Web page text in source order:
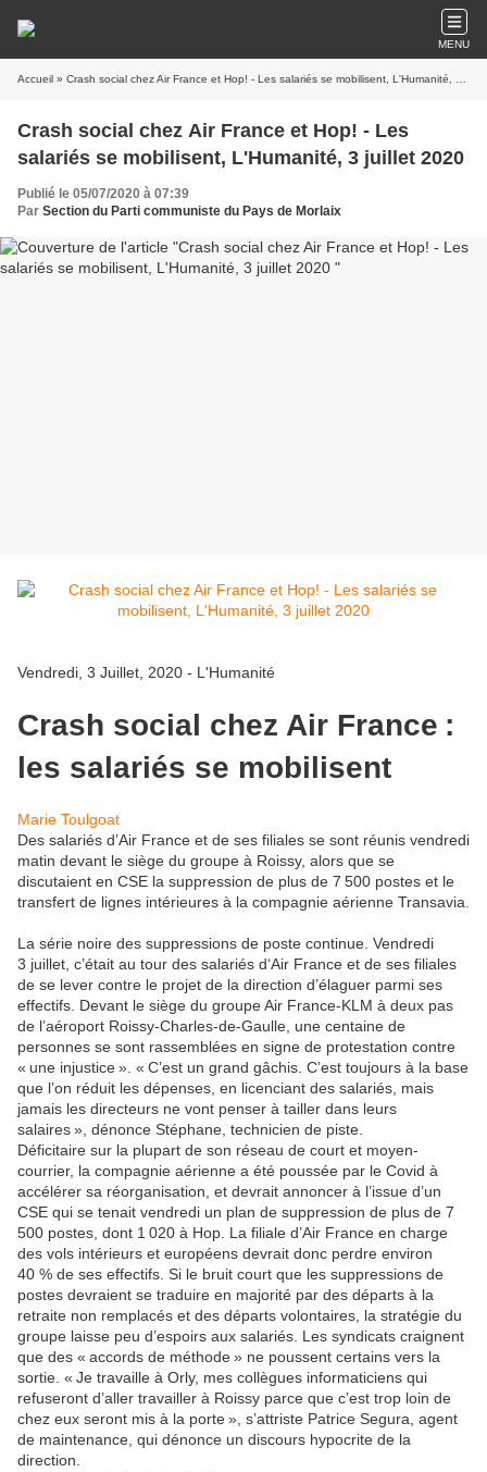
MENU
Accueil » Crash social chez Air France et Hop! - Les salariés se mobilisent, L'Humanité, 3 juillet 2020
Crash social chez Air France et Hop! - Les
salariés se mobilisent, L'Humanité, 3 juillet 2020
Publié le 05/07/2020 à 07:39
Par Section du Parti communiste du Pays de Morlaix
Vendredi, 3 Juillet, 2020 - L'Humanité
Crash social chez Air France :
les salariés se mobilisent
Marie Toulgoat
Des salariés d’Air France et de ses filiales se sont réunis vendredi
matin devant le siège du groupe à Roissy, alors que se
discutaient en CSE la suppression de plus de 7 500 postes et le
transfert de lignes intérieures à la compagnie aérienne Transavia.
La série noire des suppressions de poste continue. Vendredi
3 juillet, c’était au tour des salariés d‘Air France et de ses filiales
de se lever contre le projet de la direction d’élaguer parmi ses
effectifs. Devant le siège du groupe Air France-KLM à deux pas
de l’aéroport Roissy-Charles-de-Gaulle, une centaine de
personnes se sont rassemblées en signe de protestation contre
« une injustice ». « C’est un grand gâchis. C’est toujours à la base
que l’on réduit les dépenses, en licenciant des salariés, mais
jamais les directeurs ne vont penser à tailler dans leurs
salaires », dénonce Stéphane, technicien de piste.
Déficitaire sur la plupart de son réseau de court et moyen-
courrier, la compagnie aérienne a été poussée par le Covid à
accélérer sa réorganisation, et devrait annoncer à l’issue d’un
CSE qui se tenait vendredi un plan de suppression de plus de 7
500 postes, dont 1 020 à Hop. La filiale d’Air France en charge
des vols intérieurs et européens devrait donc perdre environ
40 % de ses effectifs. Si le bruit court que les suppressions de
postes devraient se traduire en majorité par des départs à la
retraite non remplacés et des départs volontaires, la stratégie du
groupe laisse peu d’espoirs aux salariés. Les syndicats craignent
que des « accords de méthode » ne poussent certains vers la
sortie. « Je travaille à Orly, mes collègues informaticiens qui
refuseront d’aller travailler à Roissy parce que c’est trop loin de
chez eux seront mis à la porte », s’attriste Patrice Segura, agent
de maintenance, qui dénonce un discours hypocrite de la
direction.